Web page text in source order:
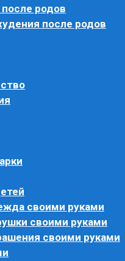
родов
после родов
своими руками
своими руками
своими руками